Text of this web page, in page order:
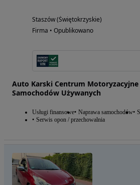
Staszów (Świętokrzyskie)
Firma • Opublikowano
Auto Karski Centrum Motoryzacyjne
Samochodów Używanych
Usługi finansowe Naprawa samochodów
Serwis opon / przechowalnia